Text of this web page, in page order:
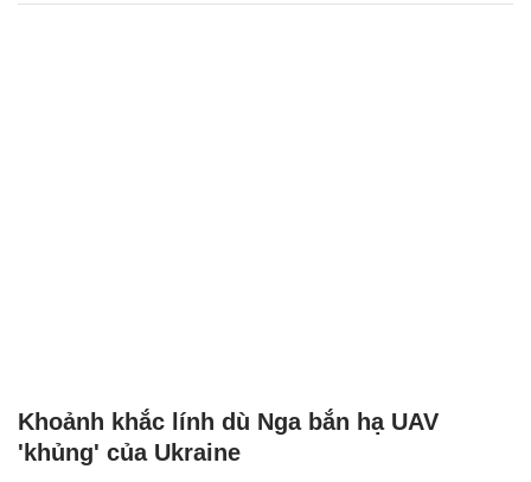
Khoảnh khắc lính dù Nga bắn hạ UAV
'khủng' của Ukraine